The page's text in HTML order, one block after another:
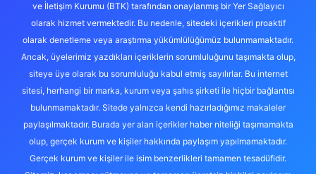
ve İletişim Kurumu (BTK) tarafından onaylanmış bir Yer Sağlayıcı
olarak hizmet vermektedir. Bu nedenle, sitedeki içerikleri proaktif
olarak denetleme veya araştırma yükümlülüğümüz bulunmamaktadır.
Ancak, üyelerimiz yazdıkları içeriklerin sorumluluğunu taşımakta olup,
siteye üye olarak bu sorumluluğu kabul etmiş sayılırlar. Bu internet
sitesi, herhangi bir marka, kurum veya şahıs şirketi ile hiçbir bağlantısı
bulunmamaktadır. Sitede yalnızca kendi hazırladığımız makaleler
paylaşılmaktadır. Burada yer alan içerikler haber niteliği taşımamakta
olup, gerçek kurum ve kişiler hakkında paylaşım yapılmamaktadır.
Gerçek kurum ve kişiler ile isim benzerlikleri tamamen tesadüfidir.